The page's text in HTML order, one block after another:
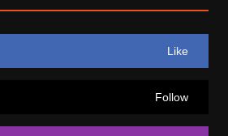
Like
Follow